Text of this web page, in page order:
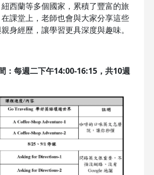
西蘭等多個國家，累積了豐富的旅
課堂上，老師也會與大家分享這些
身經歷，讓學習更具深度與趣味。
：每週二下午14:00-16:15，共10週